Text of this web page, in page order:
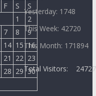
F S
S
1
2
7 8
9
14 15 16
21 22 23
28 29 30
Yesterday: 1748
This Week: 42720
This Month: 171894
Total Visitors: